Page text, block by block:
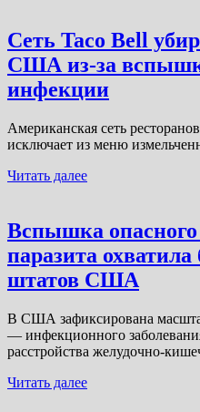
Сеть Taco Bell
США из-за
инфекции
Американская сеть
исключает из меню
Читать далее
Вспышка
паразита
штатов США
В США зафиксирована
— инфекционного
расстройства желудочно-
Читать далее